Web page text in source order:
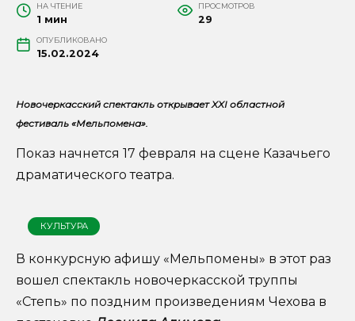
НА ЧТЕНИЕ
1 мин
ПРОСМОТРОВ
29
ОПУБЛИКОВАНО
15.02.2024
Новочеркасский спектакль открываетXXI областной
фестиваль «Мельпомена».
Показ начнется 17 февраля на сцене Казачьего
драматического театра.
КУЛЬТУРА
В конкурсную афишу «Мельпомены» в этот раз
вошел спектакль новочеркасской труппы
«Степь» по поздним произведениям Чехова в